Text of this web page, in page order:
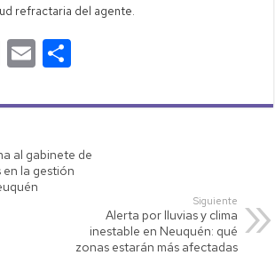
refractaria del agente.
C
p
Li
nk
E
ail m
ar
al gabinete de
en la gestión
Siguiente
Alerta por lluvias y clima
inestable en Neuquén: qué
zonas estarán más afectadas